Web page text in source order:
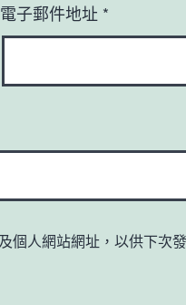
電子郵件地址 *
個人網站網址，以供下次